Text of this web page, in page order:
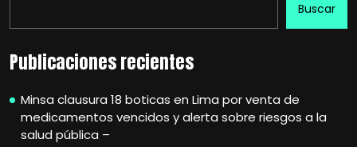
Buscar
Publicaciones recientes
Minsa clausura 18 boticas en Lima por venta de
medicamentos vencidos y alerta sobre riesgos a la
salud pública –